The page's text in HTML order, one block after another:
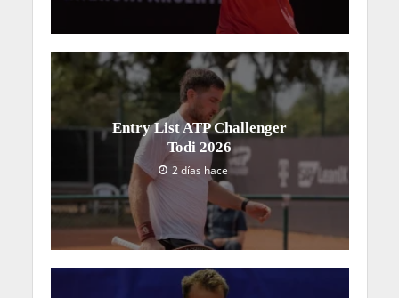
Entry List ATP Challenger
Todi 2026
2 días hace